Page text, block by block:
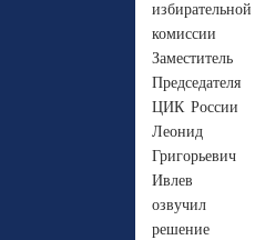
избирательной
комиссии
Заместитель
Председателя
ЦИК России
Леонид
Григорьевич
Ивлев
озвучил
решение